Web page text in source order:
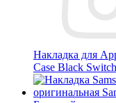
Накладка для
Case Black